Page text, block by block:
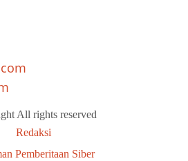
All rights reserved
Redaksi
Pemberitaan Siber